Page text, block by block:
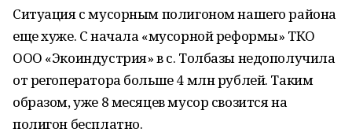
Ситуация с мусорным полигоном нашего района
еще хуже. С начала «мусорной реформы» ТКО
ООО «Экоиндустрия» в с. Толбазы недополучила
от регоператора больше 4 млн рублей. Таким
образом, уже 8 месяцев мусор свозится на
полигон бесплатно.